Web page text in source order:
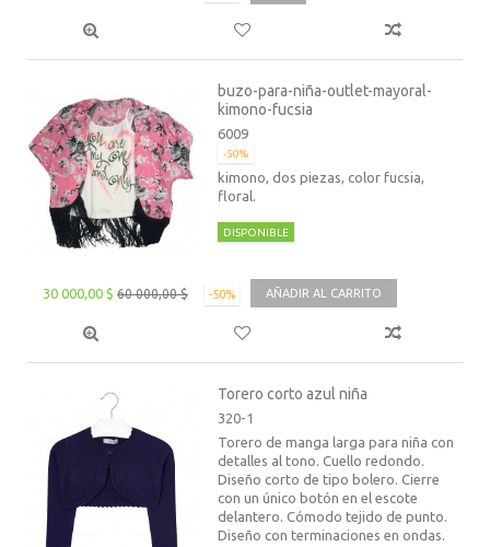
buzo-para-niña-outlet-mayoral-
kimono-fucsia
6009
-50%
kimono, dos piezas, color fucsia,
floral.
DISPONIBLE
30 000,00 $ 60 000,00 $ -50% AÑADIR AL CARRITO
Torero corto azul niña
320-1
Torero de manga larga para niña con
detalles al tono. Cuello redondo.
Diseño corto de tipo bolero. Cierre
con un único botón en el escote
delantero. Cómodo tejido de punto.
Diseño con terminaciones en ondas.